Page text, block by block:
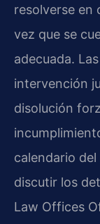
resolverse en
vez que se
adecuada.
intervención
disolución
calendario
discutir los
Law Offices